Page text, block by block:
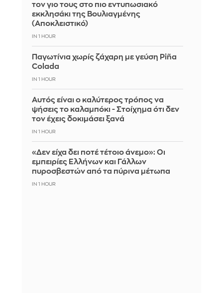
τον γιο τους στο πιο εντυπωσιακό
εκκλησάκι της Βουλιαγμένης
(Αποκλειστικό)
IN 1 HOUR
Παγωτίνια χωρίς ζάχαρη με γεύση Piña
Colada
IN 1 HOUR
Αυτός είναι ο καλύτερος τρόπος να
ψήσεις το καλαμπόκι - Στοίχημα ότι δεν
τον έχεις δοκιμάσει ξανά
IN 1 HOUR
«Δεν είχα δει ποτέ τέτοιο άνεμο»: Οι
εμπειρίες Ελλήνων και Γάλλων
πυροσβεστών από τα πύρινα μέτωπα
IN 1 HOUR